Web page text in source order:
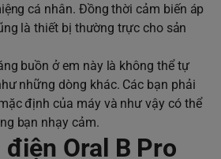
cá nhân. Đồng thời cảm biến áp
là thiết bị thường trực cho sản
buồn ở em này là không thể tự
những dòng khác. Các bạn phải
định của máy và như vậy có thể
bạn nhạy cảm.
Oral B Pro